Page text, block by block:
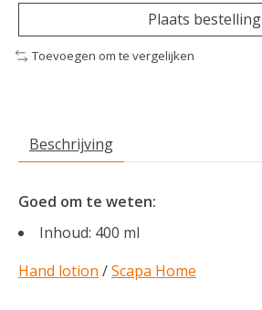
Plaats bestelling
Toevoegen om te vergelijken
Beschrijving
Goed om te weten:
Inhoud: 400 ml
Hand lotion /Scapa Home